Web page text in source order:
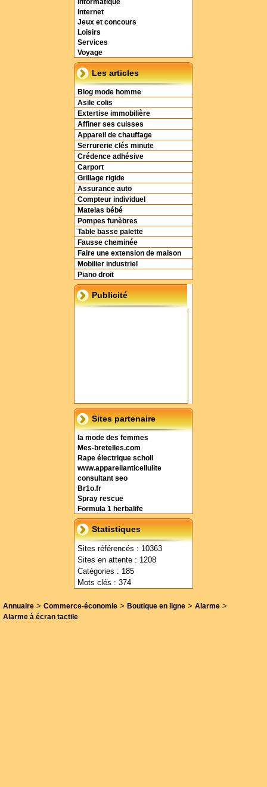
Informatique
Internet
Jeux et concours
Loisirs
Services
Voyage
Les articles
Blog mode homme
Asile colis
Extertise immobilière
Affiner ses cuisses
Appareil de chauffage
Serrurerie clés minute
Crédence adhésive
Carport
Grillage rigide
Assurance auto
Compteur individuel
Matelas bébé
Pompes funèbres
Table basse palette
Fausse cheminée
Faire une extension de maison
Mobilier industriel
Piano droit
Publicité
Sites partenaire
la mode des femmes
Mes-bretelles.com
Rape électrique scholl
www.appareilanticellulite
consultant seo
Br1o.fr
Spray rescue
Formula 1 herbalife
Statistiques
Sites référencés : 10363
Sites en attente : 1208
Catégories : 185
Mots clés : 374
Annuaire > Commerce-économie > Boutique en ligne > Alarme >
Alarme à écran tactile